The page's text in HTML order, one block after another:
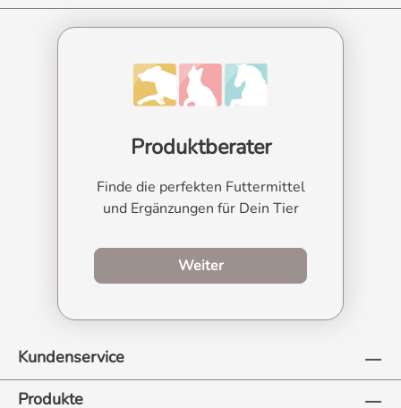
Produktberater
Finde die perfekten Futtermittel
und Ergänzungen für Dein Tier
Weiterzum Produktberater
Kundenservice
Produkte